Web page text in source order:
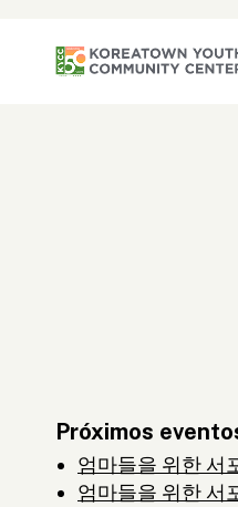
Próximos
엄마들을 위한 서
엄마들을 위한 서